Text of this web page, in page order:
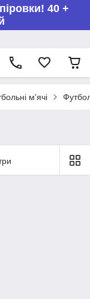
40 +
м'ячі